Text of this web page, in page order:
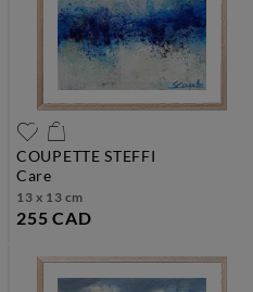
COUPETTE STEFFI
care
13 x 13 cm
255 CAD